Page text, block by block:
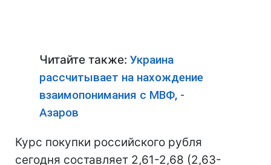
Читайте также: Украина
рассчитывает на нахождение
взаимопонимания с МВФ, -
Азаров
Курс покупки российского рубля
сегодня составляет 2,61-2,68 (2,63-